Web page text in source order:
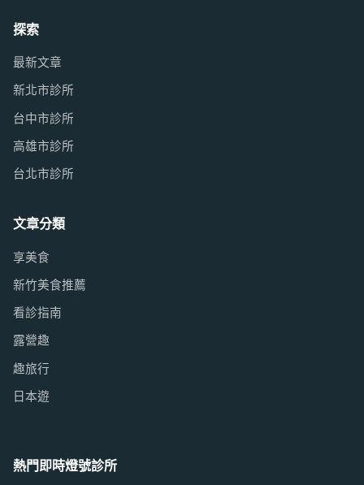
探索
最新文章
新北市診所
台中市診所
高雄市診所
台北市診所
文章分類
享美食
新竹美食推薦
看診指南
露營趣
趣旅行
日本遊
熱門即時燈號診所